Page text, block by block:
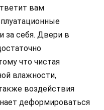
вам
за себя. Двери в
что чистая
влажности,
воздействия
деформироваться